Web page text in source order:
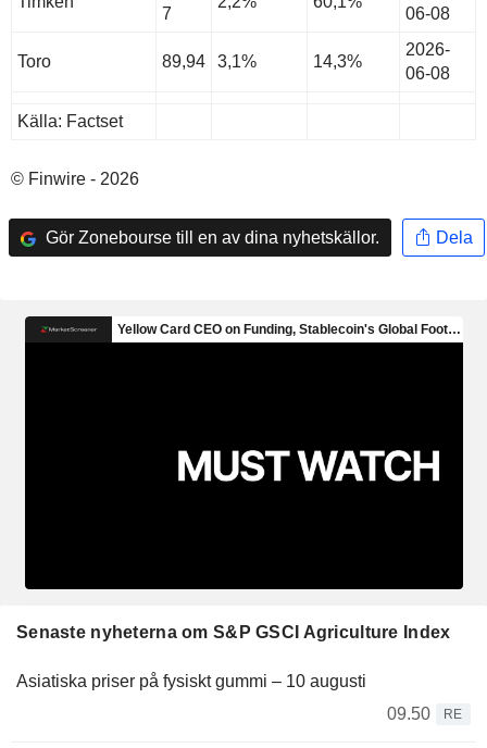
7 06-08
Toro 89,94 3,1% 14,3%
2026-
06-08
Källa: Factset
© Finwire - 2026
Gör Zonebourse till en av dina nyhetskällor. Dela
Senaste nyheterna om S&P GSCI Agriculture Index
Asiatiska priser på fysiskt gummi – 10 augusti
09.50
RE